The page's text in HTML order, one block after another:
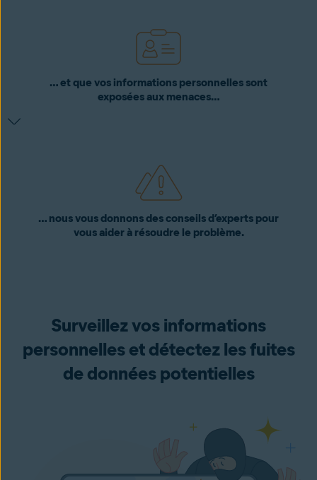
… et que vos informations personnelles sont
exposées aux menaces…
… nous vous donnons des conseils d’experts pour
vous aider à résoudre le problème.
Surveillez vos informations
personnelles et détectez les fuites
de données potentielles